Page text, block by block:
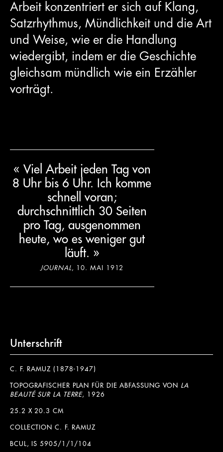
Arbeit konzentriert er sich auf Klang,
Satzrhythmus, Mündlichkeit und die Art
und Weise, wie er die Handlung
wiedergibt, indem er die Geschichte
gleichsam mündlich wie ein Erzähler
vorträgt.
« Viel Arbeit jeden Tag von
8 Uhr bis 6 Uhr. Ich komme
schnell voran;
durchschnittlich 30 Seiten
pro Tag, ausgenommen
heute, wo es weniger gut
läuft. »
JOURNAL, 10. MAI 1912
Unterschrift
C. F. RAMUZ (1878-1947)
TOPOGRAFISCHER PLAN FÜR DIE ABFASSUNG VON LA
BEAUTÉ SUR LA TERRE, 1926
25.2 X 20.3 CM
COLLECTION C. F. RAMUZ
BCUL, IS 5905/1/1/104